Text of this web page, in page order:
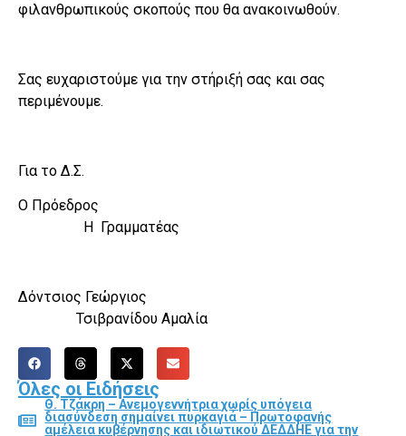
φιλανθρωπικούς σκοπούς που θα ανακοινωθούν.
Σας ευχαριστούμε για την στήριξή σας και σας
περιμένουμε.
Για το Δ.Σ.
Ο Πρόεδρος
Η Γραμματέας
Δόντσιος Γεώργιος
Τσιβρανίδου Αμαλία
Όλες οι Ειδήσεις
Θ. Τζάκρη – Ανεμογεννήτρια χωρίς υπόγεια
διασύνδεση σημαίνει πυρκαγιά – Πρωτοφανής
αμέλεια κυβέρνησης και ιδιωτικού ΔΕΔΔΗΕ για την